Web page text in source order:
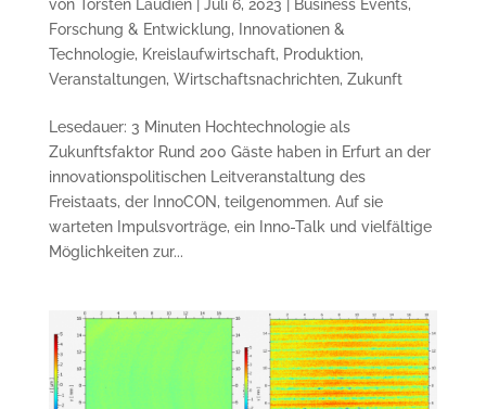
von Torsten Laudien| Juli 6, 2023 Business Events,
Forschung & Entwicklung,
Innovationen &
Technologie, Kreislaufwirtschaft, Produktion,
Veranstaltungen, Wirtschaftsnachrichten, Zukunft
Lesedauer: 3 Minuten Hochtechnologie als
Zukunftsfaktor Rund 200 Gäste haben in Erfurt an der
innovationspolitischen Leitveranstaltung des
Freistaats, der InnoCON, teilgenommen. Auf sie
warteten Impulsvorträge, ein Inno-Talk und vielfältige
Möglichkeiten zur...